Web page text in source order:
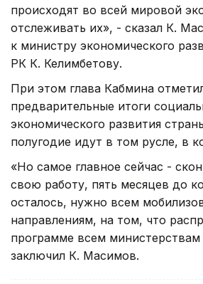
происходят во всей мировой
отслеживать их», - сказал К.
к министру экономического
РК К. Келимбетову.
При этом глава Кабмина
предварительные итоги
экономического развития
полугодие идут в том русле, в
«Но самое главное сейчас -
свою работу, пять месяцев до
осталось, нужно всем
направлениям, на том, что
программе всем
заключил К. Масимов.